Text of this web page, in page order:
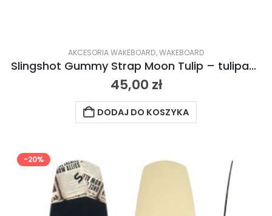
AKCESORIA WAKEBOARD,WAKEBOARD
Slingshot Gummy Strap Moon Tulip – tulipanowy 2024
45,00 zł
DODAJ DO KOSZYKA
-20%